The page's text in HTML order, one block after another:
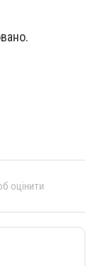
оцінити